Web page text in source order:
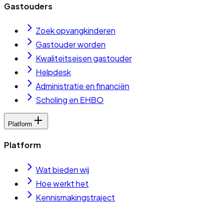
Gastouders
Zoek opvangkinderen
Gastouder worden
Kwaliteitseisen gastouder
Helpdesk
Administratie en financiën
Scholing en EHBO
Platform
Platform
Wat bieden wij
Hoe werkt het
Kennismakingstraject